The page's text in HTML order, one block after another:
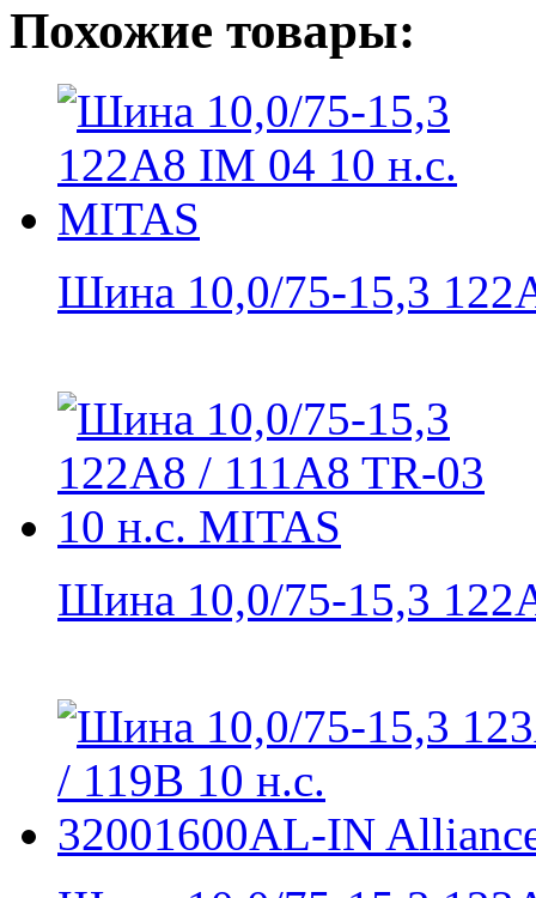
Похожие товары:
Шина 10,0/75-15,3
Шина 10,0/75-15,3